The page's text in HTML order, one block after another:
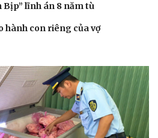
Bịp” lĩnh án 8 năm tù
hành con riêng của vợ